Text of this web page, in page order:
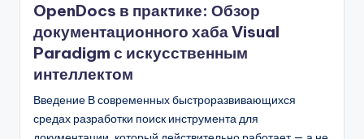
OpenDocs в практике: Обзор
документационного хаба Visual
Paradigm с искусственным
интеллектом
Введение В современных быстроразвивающихся
средах разработки поиск инструмента для